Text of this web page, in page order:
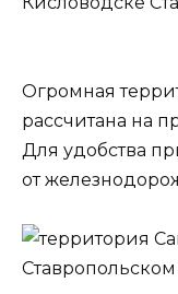
Огромная
рассчитана на
Для удобства
от